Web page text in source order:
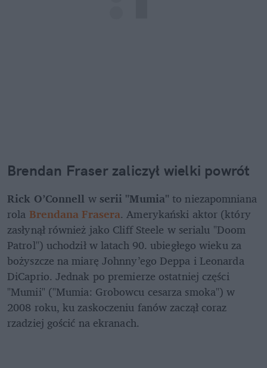
Brendan Fraser zaliczył wielki powrót
Rick O’Connell w serii "Mumia" to niezapomniana
rola Brendana Frasera. Amerykański aktor (który
zasłynął również jako Cliff Steele w serialu "Doom
Patrol") uchodził w latach 90. ubiegłego wieku za
bożyszcze na miarę Johnny’ego Deppa i Leonarda
DiCaprio. Jednak po premierze ostatniej części
"Mumii" ("Mumia: Grobowcu cesarza smoka") w
2008 roku, ku zaskoczeniu fanów zaczął coraz
rzadziej gościć na ekranach.